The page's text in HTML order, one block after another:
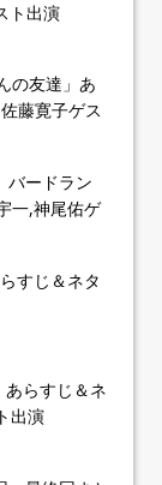
ト出演
の友達」あ
藤寛子ゲス
バードラン
一,神尾佑ゲ
すじ＆ネタ
らすじ＆ネ
出演